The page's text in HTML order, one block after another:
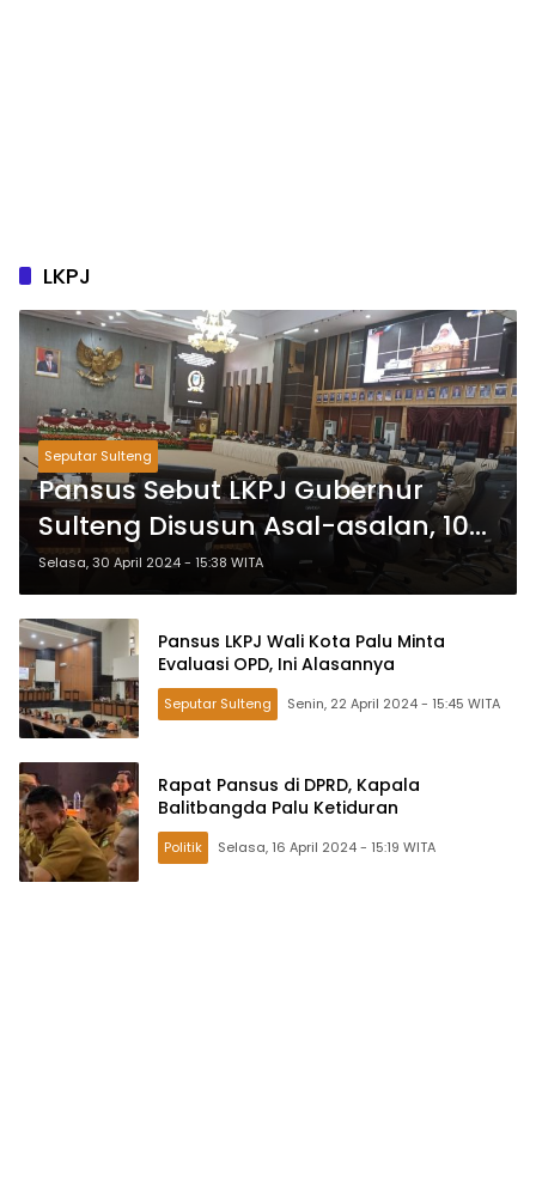
LKPJ
Seputar Sulteng
Pansus Sebut LKPJ Gubernur
Sulteng Disusun Asal-asalan, 10
OPD Jadi Sorotan
Selasa, 30 April 2024 - 15:38 WITA
Pansus LKPJ Wali Kota Palu Minta
Evaluasi OPD, Ini Alasannya
Seputar Sulteng Senin, 22 April 2024 - 15:45 WITA
Rapat Pansus di DPRD, Kapala
Balitbangda Palu Ketiduran
Politik Selasa, 16 April 2024 - 15:19 WITA